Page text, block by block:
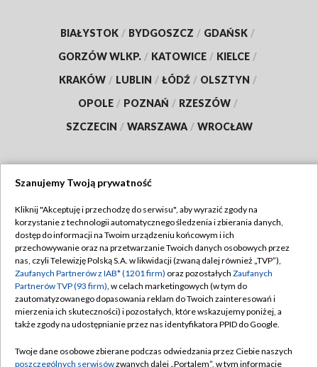
BIAŁYSTOK / BYDGOSZCZ / GDAŃSK /
GORZÓW WLKP. / KATOWICE / KIELCE /
KRAKÓW / LUBLIN / ŁÓDŹ / OLSZTYN /
OPOLE / POZNAŃ / RZESZÓW /
SZCZECIN / WARSZAWA / WROCŁAW
TVP
Abonament TVP
Emisja w TVP
Centrum informacji TVP
Naziemna Telewizja Cyfrowa
Rada Programowa
Regulamin TVP
Polityka prywatności
Moje zgody
Pomoc
Szanujemy Twoją prywatność
Kliknij "Akceptuję i przechodzę do serwisu", aby wyrazić zgody na
korzystanie z technologii automatycznego śledzenia i zbierania danych,
dostęp do informacji na Twoim urządzeniu końcowym i ich
przechowywanie oraz na przetwarzanie Twoich danych osobowych przez
nas, czyli Telewizję Polską S.A. w likwidacji (zwaną dalej również „TVP”),
Zaufanych Partnerów z IAB* (1201 firm) oraz pozostałych Zaufanych
Partnerów TVP (93 firm), w celach marketingowych (w tym do
zautomatyzowanego dopasowania reklam do Twoich zainteresowań i
mierzenia ich skuteczności) i pozostałych, które wskazujemy poniżej, a
także zgody na udostępnianie przez nas identyfikatora PPID do Google.
Twoje dane osobowe zbierane podczas odwiedzania przez Ciebie naszych
poszczególnych serwisówzwanych dalej „Portalem”, w tym informacje